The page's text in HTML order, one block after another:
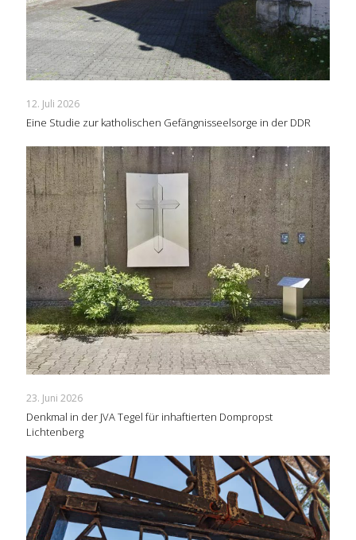
12. Juli 2026
Eine Studie zur katholischen Gefängnisseelsorge in der DDR
23. Juni 2026
Denkmal in der JVA Tegel für inhaftierten Dompropst
Lichtenberg